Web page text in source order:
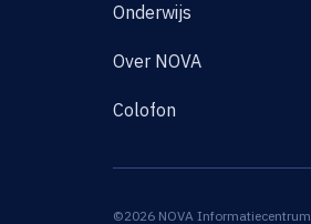
Onderwijs
Over NOVA
Colofon
©2026 NOVA Informatiecentrum